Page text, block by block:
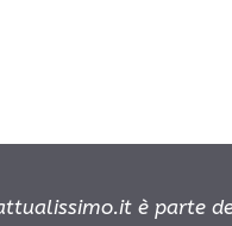
è parte